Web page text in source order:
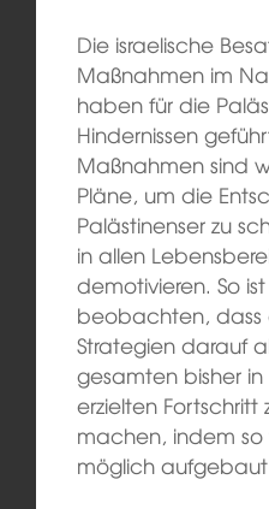
Die israelische
Maßnahmen im
haben für die
Hindernissen
Maßnahmen sind
Pläne, um die
Palästinenser zu
in allen
demotivieren. So
beobachten, dass
Strategien darauf
gesamten bisher
erzielten Fortschritt
machen, indem so
möglich